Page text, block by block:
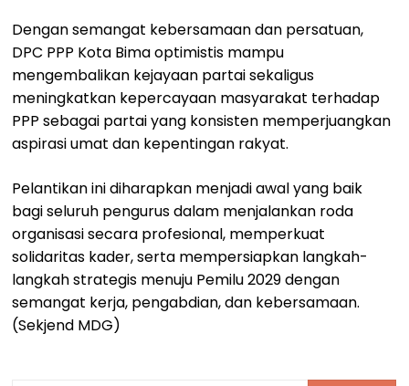
Dengan semangat kebersamaan dan persatuan,
DPC PPP Kota Bima optimistis mampu
mengembalikan kejayaan partai sekaligus
meningkatkan kepercayaan masyarakat terhadap
PPP sebagai partai yang konsisten memperjuangkan
aspirasi umat dan kepentingan rakyat.
Pelantikan ini diharapkan menjadi awal yang baik
bagi seluruh pengurus dalam menjalankan roda
organisasi secara profesional, memperkuat
solidaritas kader, serta mempersiapkan langkah-
langkah strategis menuju Pemilu 2029 dengan
semangat kerja, pengabdian, dan kebersamaan.
(Sekjend MDG)